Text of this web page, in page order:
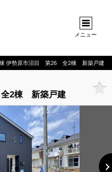
メニュー
伊勢原市沼目 第26 全2棟 新築戸建
2棟 新築戸建